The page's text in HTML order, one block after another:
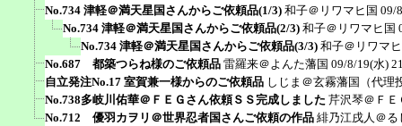
No.734 津軽＠満天星国さんからご依頼品(1/3) 和子＠リワマヒ国 09/
No.734 津軽＠満天星国さんからご依頼品(2/3) 和子＠リワマヒ国
No.734 津軽＠満天星国さんからご依頼品(3/3) 和子＠リワマ
No.687 都築つらね様のご依頼品 雷羅来＠よんた藩国 09/8/19(水)
自立発注No.17 室賀兼一様からのご依頼品 しじま＠玄霧藩国（代理
No.738多岐川佑華＠ＦＥＧさん依頼ＳＳ完成しました 芹沢琴＠ＦＥ
No.712 優羽カヲリ＠世界忍者国さんご依頼の作品 緋乃江戌人＠る